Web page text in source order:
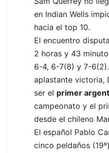
en Indian Wells
hacia el top 10.
El encuentro
2 horas y 43
6-4, 6-7(8) y 7-
aplastante victoria,
ser el primer
campeonato y el
desde el chileno
El español Pablo
cinco peldaños